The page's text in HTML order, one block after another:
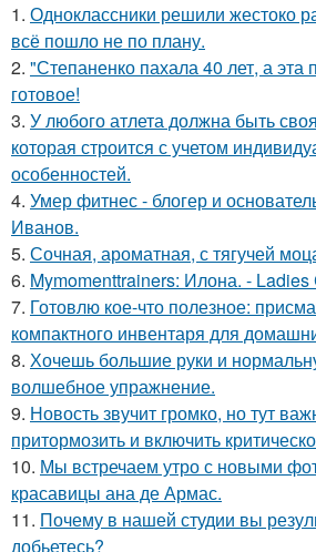
1. Одноклассники решили жестоко
всё пошло не по плану.
2. "Степаненко пахала 40 лет, а эта
готовое!
3. У любого атлета должна быть
которая строится с учетом
особенностей.
4. Умер фитнес - блогер и
Иванов.
5. Сочная, ароматная, с тягучей
6. Mymomenttrainers: Илона. - Ladies
7. Готовлю кое-что полезное:
компактного инвентаря для
8. Хочешь большие руки и
волшебное упражнение.
9. Новость звучит громко, но тут
притормозить и включить
10. Мы встречаем утро с новыми
красавицы ана де Армас.
11. Почему в нашей студии вы
добьетесь?